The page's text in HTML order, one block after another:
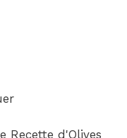
Recette d'Olives